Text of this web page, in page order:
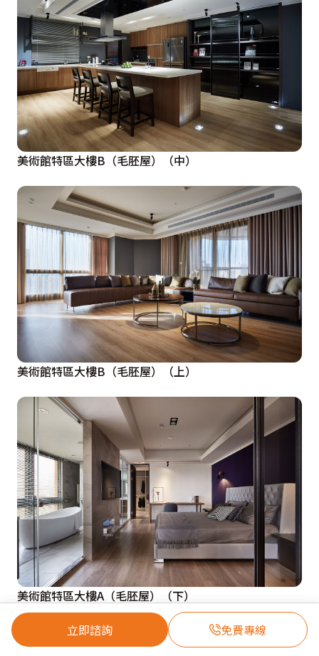
立即諮詢 免費專線
美術館特區大樓B（毛胚屋）（中）
美術館特區大樓B（毛胚屋）（上）
美術館特區大樓A（毛胚屋）（下）